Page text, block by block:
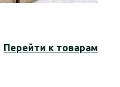
Перейти к товарам